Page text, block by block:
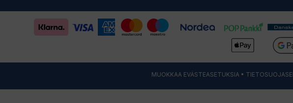
MUOKKAA EVÄSTEASETUKSIA •